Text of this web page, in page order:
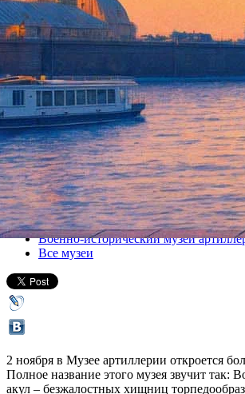
Музей артиллерии
02 ноября 2013, суббота-17 ноября 2013,
Версия для печати
Все выставки
Военно-исторический музей
Все музеи
2 ноября в Музее артиллерии откроется
Полное название этого музея звучит так:
акул – безжалостных хищниц